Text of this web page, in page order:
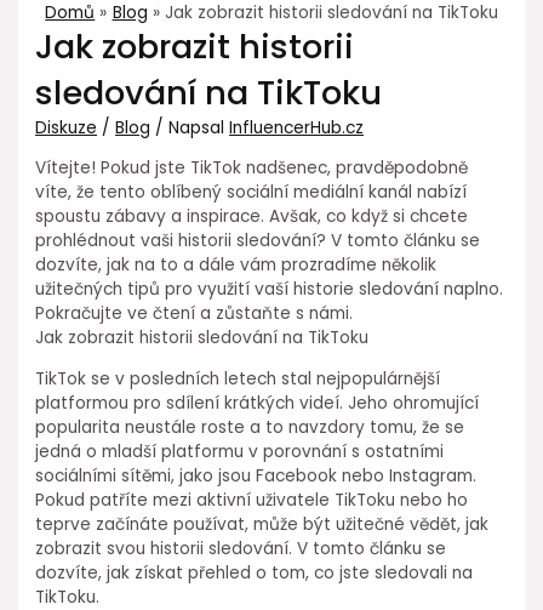
Domů Blog Jak zobrazit historii sledování na TikToku
Jak zobrazit historii
sledování na TikToku
Diskuze /Blog / NapsalInfluencerHub.cz
Vítejte! Pokud jste TikTok nadšenec, pravděpodobně
víte, že tento oblíbený sociální mediální kanál nabízí
spoustu zábavy a inspirace. Avšak, co když si chcete
prohlédnout vaši historii sledování? V tomto článku se
dozvíte, jak na to a dále vám prozradíme několik
užitečných tipů pro využití vaší historie sledování naplno.
Pokračujte ve čtení a zůstaňte s námi.
Jak zobrazit historii sledování na TikToku
TikTok se v posledních letech stal nejpopulárnější
platformou pro sdílení krátkých videí. Jeho ohromující
popularita neustále roste a to navzdory tomu, že se
jedná o mladší platformu v porovnání s ostatními
sociálními sítěmi, jako jsou Facebook nebo Instagram.
Pokud patříte mezi aktivní uživatele TikToku nebo ho
teprve začínáte používat, může být užitečné vědět, jak
zobrazit svou historii sledování. V tomto článku se
dozvíte, jak získat přehled o tom, co jste sledovali na
TikToku.